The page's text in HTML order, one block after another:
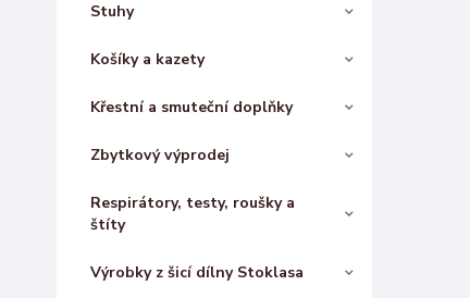
Stuhy
Košíky a kazety
Křestní a smuteční doplňky
Zbytkový výprodej
Respirátory, testy, roušky a
štíty
Výrobky z šicí dílny Stoklasa